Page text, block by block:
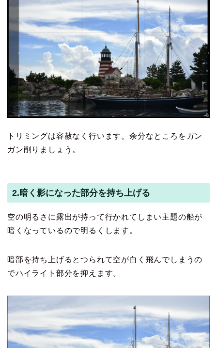
トリミングは容赦なく行います。余分なところをガン
ガン削りましょう。
2.暗く影になった部分を持ち上げる
空の明るさに露出が持って行かれてしまい主題の船が
暗くなっているので明るくします。
暗部を持ち上げるとつられて空が白く飛んでしまうの
でハイライト部分を抑えます。